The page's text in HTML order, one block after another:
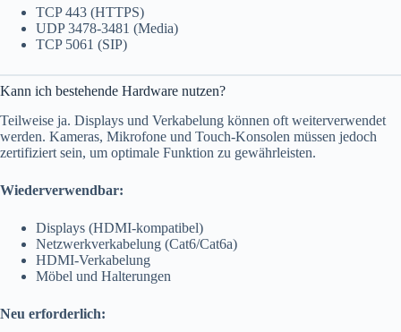
TCP 443 (HTTPS)
UDP 3478-3481 (Media)
TCP 5061 (SIP)
Kann ich bestehende Hardware nutzen?
Teilweise ja. Displays und Verkabelung können oft weiterverwendet
werden. Kameras, Mikrofone und Touch-Konsolen müssen jedoch
zertifiziert sein, um optimale Funktion zu gewährleisten.
Wiederverwendbar:
Displays (HDMI-kompatibel)
Netzwerkverkabelung (Cat6/Cat6a)
HDMI-Verkabelung
Möbel und Halterungen
Neu erforderlich: